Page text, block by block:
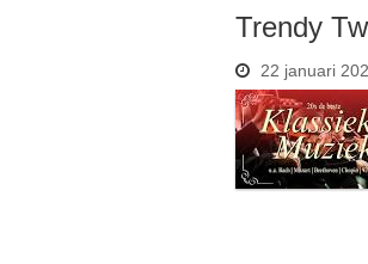
Trendy
22 januari